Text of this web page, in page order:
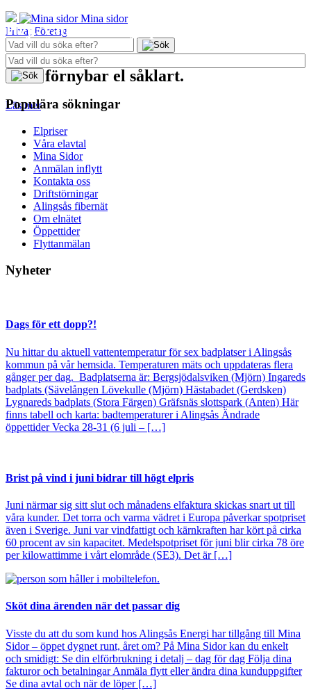
Mina sidor
Privat Företag
Bara förnybar el såklart.
Läs mer
Hej! Vad kan vi hjälpa dig med?
Populära sökningar
Elpriser
Våra elavtal
Mina Sidor
Anmälan inflytt
Kontakta oss
Driftstörningar
Alingsås fibernät
Om elnätet
Öppettider
Flyttanmälan
Nyheter
Dags för ett dopp?!
Nu hittar du aktuell vattentemperatur för sex badplatser i Alingsås
kommun på vår hemsida. Temperaturen mäts och uppdateras flera
gånger per dag. Badplatserna är: Bergsjödalsviken (Mjörn) Ingareds
badplats (Sävelången Lövekulle (Mjörn) Hästabadet (Gerdsken)
Lygnareds badplats (Stora Färgen) Gräfsnäs slottspark (Anten) Här
finns tabell och karta: badtemperaturer i Alingsås Ändrade
öppettider Vecka 28-31 (6 juli – […]
Brist på vind i juni bidrar till högt elpris
Juni närmar sig sitt slut och månadens elfaktura skickas snart ut till
våra kunder. Det torra och varma vädret i Europa påverkar spotpriset
även i Sverige. Juni var vindfattigt och kärnkraften har kört på cirka
60 procent av sin kapacitet. Medelspotpriset för juni blir cirka 78 öre
per kilowattimme i vårt elområde (SE3). Det är […]
Sköt dina ärenden när det passar dig
Visste du att du som kund hos Alingsås Energi har tillgång till Mina
Sidor – öppet dygnet runt, året om? På Mina Sidor kan du enkelt
och smidigt: Se din elförbrukning i detalj – dag för dag Följa dina
fakturor och betalningar Anmäla flytt eller ändra dina kunduppgifter
Se dina avtal och när de löper […]